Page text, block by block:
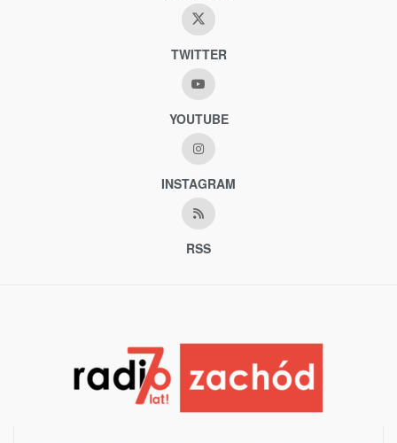
TWITTER
YOUTUBE
INSTAGRAM
RSS